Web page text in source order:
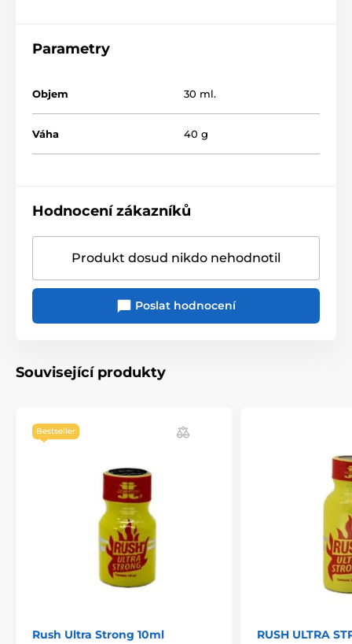
Parametry
Objem 30 ml.
Váha 40 g
Hodnocení zákazníků
Produkt dosud nikdo nehodnotil
Poslat hodnocení
Související produkty
Bestseller
Rush Ultra Strong 10ml RUSH ULTRA